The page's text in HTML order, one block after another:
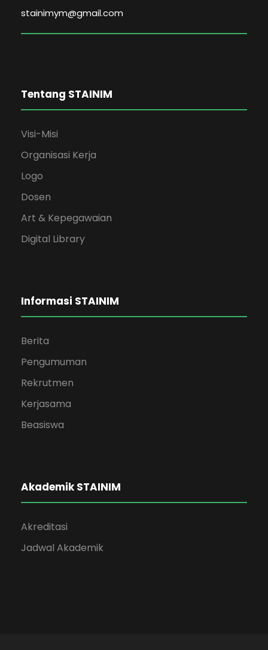
stainimym@gmail.com
Tentang STAINIM
Visi-Misi
Organisasi Kerja
Logo
Dosen
Art & Kepegawaian
Digital Library
Informasi STAINIM
Berita
Pengumuman
Rekrutmen
Kerjasama
Beasiswa
Akademik STAINIM
Akreditasi
Jadwal Akademik